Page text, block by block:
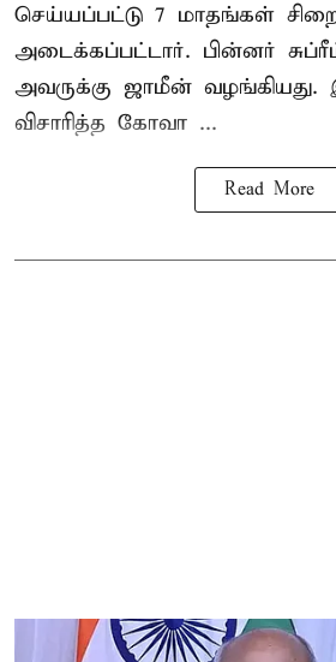
செய்யப்பட்டு 7 மாதங்கள்
அடைக்கப்பட்டார். பின்னர்
அவருக்கு ஜாமீன்
விசாரித்த கோவா ...
Read More